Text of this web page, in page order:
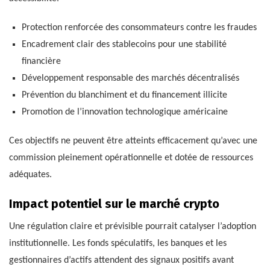
Protection renforcée des consommateurs contre les fraudes
Encadrement clair des stablecoins pour une stabilité
financière
Développement responsable des marchés décentralisés
Prévention du blanchiment et du financement illicite
Promotion de l’innovation technologique américaine
Ces objectifs ne peuvent être atteints efficacement qu’avec une
commission pleinement opérationnelle et dotée de ressources
adéquates.
Impact potentiel sur le marché crypto
Une régulation claire et prévisible pourrait catalyser l’adoption
institutionnelle. Les fonds spéculatifs, les banques et les
gestionnaires d’actifs attendent des signaux positifs avant